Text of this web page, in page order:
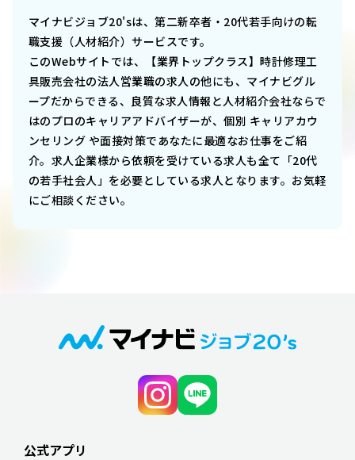
マイナビジョブ20'sは、第二新卒者・20代若手向けの転
職支援（人材紹介）サービスです。
このWebサイトでは、
【業界トップクラス】時計修理工
具販売会社の法人営業職の求人の他にも、マイナビグル
ープだからできる、良質な求人情報と人材紹介会社ならで
はのプロのキャリアアドバイザーが、個別 キャリアカウ
ンセリング や面接対策であなたに最適なお仕事をご紹
介。求人企業様から依頼を受けている求人も全て「20代
の若手社会人」を必要としている求人となります。お気軽
にご相談ください。
公式アプリ